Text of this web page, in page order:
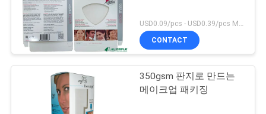
CONTACT
350gsm 판지로 만드는
메이크업 패키징